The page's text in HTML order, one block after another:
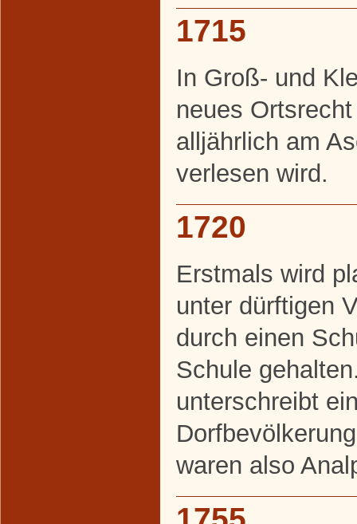
1715
In Groß- und
neues
alljährlich am
verlesen wird.
1720
Erstmals wird
unter dürftigen
durch einen
Schule
unterschreibt
waren also